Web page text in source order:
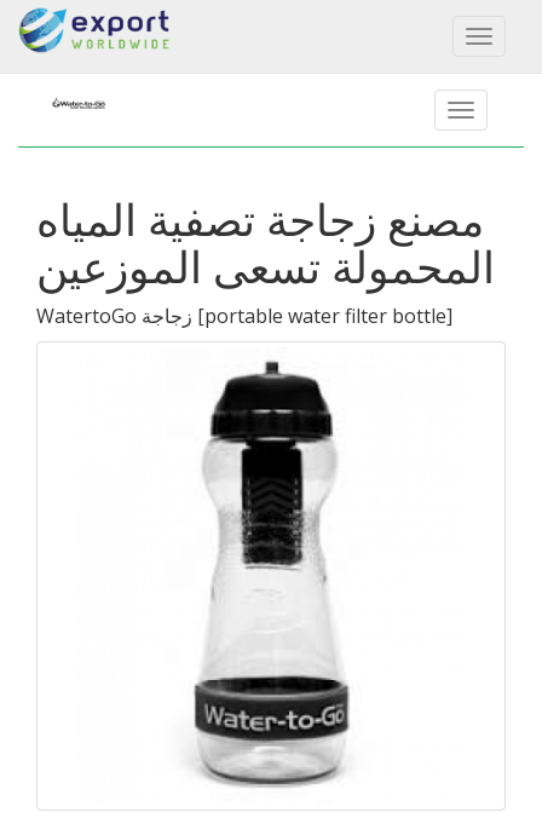
Toggle
مصنع زجاجة تصفية المياه
المحمولة تسعى الموزعين
WatertoGo زجاجة [portable water filter bottle]